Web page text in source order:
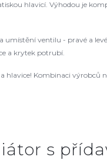
hlavicí. Výhodou je
umístění ventilu - pravé a
a krytek potrubí.
hlavice! Kombinaci výrobců
s